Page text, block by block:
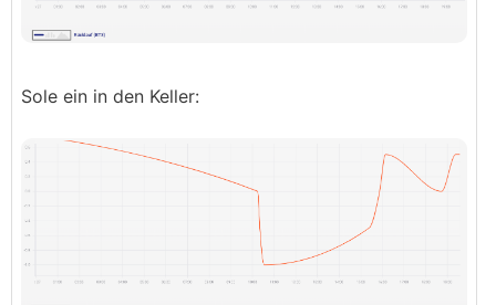
Sole ein in den Keller: